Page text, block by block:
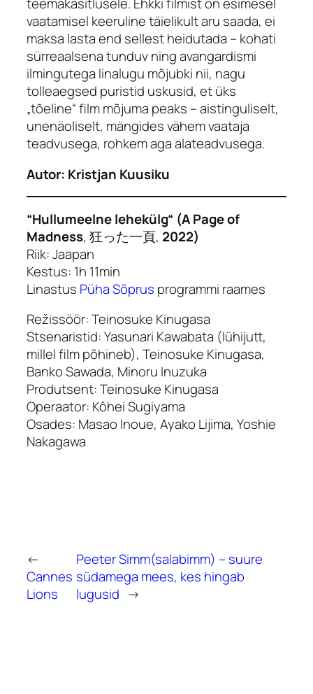
vaatamisel keeruline täielikult aru saada, ei
maksa lasta end sellest heidutada – kohati
sürreaalsena tunduv ning avangardismi
ilmingutega linalugu mõjubki nii, nagu
tolleaegsed puristid uskusid, et üks
„tõeline“ film mõjuma peaks – aistinguliselt,
unenäoliselt, mängides vähem vaataja
teadvusega, rohkem aga alateadvusega.
Autor: Kristjan Kuusiku
“Hullumeelne lehekülg“ (A Page of
Madness, 狂った一頁, 2022)
Riik: Jaapan
Kestus: 1h 11min
Linastus Püha Sõprus programmi raames
Režissöör: Teinosuke Kinugasa
Stsenaristid: Yasunari Kawabata (lühijutt,
millel film põhineb), Teinosuke Kinugasa,
Banko Sawada, Minoru Inuzuka
Produtsent:Teinosuke Kinugasa
Operaator: Kôhei Sugiyama
Osades: Masao Inoue, Ayako Lijima, Yoshie
Nakagawa
←
Cannes
Lions
Peeter Simm(salabimm) – suure
südamega mees, kes hingab
lugusid →